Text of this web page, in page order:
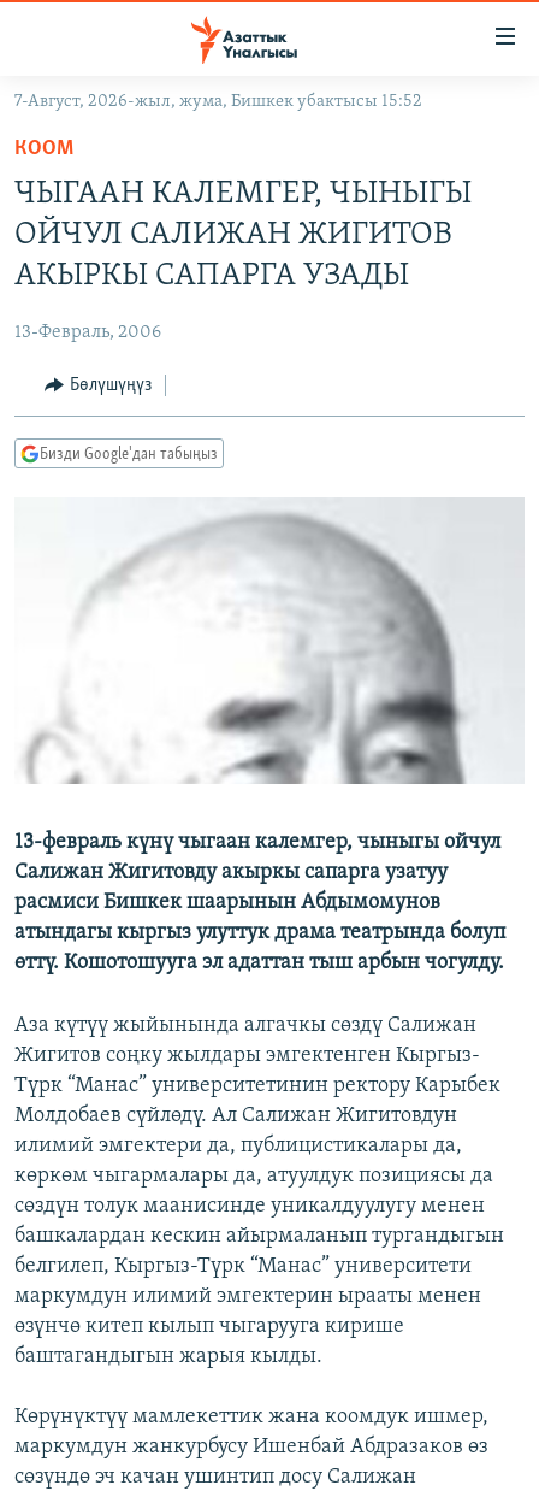
Навигацияга
өтүңүз
Издөөгө
салыңызКЫРГЫЗСТАН
САЯСАТ
МАДАНИЯТ
ДҮЙНӨ
ДҮЙНӨ
УКРАИНА
ТВ ПРОГРАММАЛАР
БҮГҮН АЗАТТЫКТА
ЭЖЕ-СИҢДИЛЕР
АЗАТТЫК+
ПОДКАСТ
ОНЛАЙН ШЕРИНЕ
ЭЕ/АРнун бардык сайттары
7-Август, 2026-жыл, жума, Бишкек убактысы 15:52
КООМ
ЧЫГААН КАЛЕМГЕР, ЧЫНЫГЫ
ОЙЧУЛ САЛИЖАН ЖИГИТОВ
АКЫРКЫ САПАРГА УЗАДЫ
13-Февраль, 2006
Бөлүшүңүз
Бизди Google'дан табыңыз
13-февраль күнү чыгаан калемгер, чыныгы ойчул
Салижан Жигитовду акыркы сапарга узатуу
расмиси Бишкек шаарынын Абдымомунов
атындагы кыргыз улуттук драма театрында болуп
өттү. Кошотошууга эл адаттан тыш арбын чогулду.
Аза күтүү жыйынында алгачкы сөздү Салижан
Жигитов соңку жылдары эмгектенген Кыргыз-
Түрк “Манас” университетинин ректору Карыбек
Молдобаев сүйлөдү. Ал Салижан Жигитовдун
илимий эмгектери да, публицистикалары да,
көркөм чыгармалары да, атуулдук позициясы да
сөздүн толук маанисинде уникалдуулугу менен
башкалардан кескин айырмаланып тургандыгын
белгилеп, Кыргыз-Түрк “Манас” университети
маркумдун илимий эмгектерин ырааты менен
өзүнчө китеп кылып чыгарууга кирише
баштагандыгын жарыя кылды.
Көрүнүктүү мамлекеттик жана коомдук ишмер,
маркумдун жанкурбусу Ишенбай Абдразаков өз
сөзүндө эч качан ушинтип досу Салижан